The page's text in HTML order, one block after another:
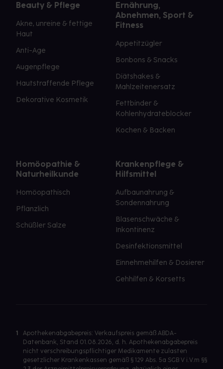
Beauty & Pflege
Akne, unreine & fettige
Haut
Anti-Age
Augenpflege
Hautstraffende Pflege
Dekorative Kosmetik
Ernährung,
Abnehmen, Sport &
Fitness
Appetitzügler
Bonbons & Snacks
Diätshakes &
Mahlzeitenersatz
Fettbinder &
Kohlenhydrateblocker
Kochen & Backen
Homöopathie &
Naturheilkunde
Homöopathisch
Pflanzlich
Schüßler Salze
Krankenpflege &
Hilfsmittel
Aufbaunahrung &
Sondennahrung
Blasenschwäche &
Inkontinenz
Desinfektionsmittel
Einnehmehilfen & Dosierer
Gehhilfen & Korsetts
1
Apothekenabgabepreis: Verkaufspreis gemäß ABDA-
Datenbank, Stand 01.08.2026, d. h. Apothekenabgabepreis
nicht verschreibungspflichtiger Medikamente zulasten
gesetzlicher Krankenkassen gemäß § 129 Abs. 5a SGB V i.V.m §§